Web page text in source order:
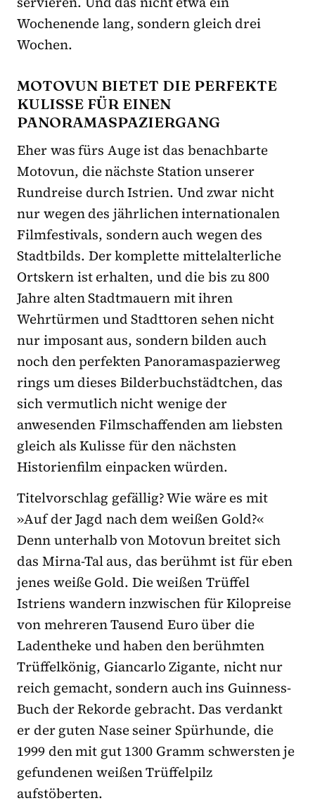
Wochenende lang, sondern gleich drei
Wochen.
MOTOVUN BIETET DIE PERFEKTE
KULISSE FÜR EINEN
PANORAMASPAZIERGANG
Eher was fürs Auge ist das benachbarte
Motovun, die nächste Station unserer
Rundreise durch Istrien. Und zwar nicht
nur wegen des jährlichen internationalen
Filmfestivals, sondern auch wegen des
Stadtbilds. Der komplette mittelalterliche
Ortskern ist erhalten, und die bis zu 800
Jahre alten Stadtmauern mit ihren
Wehrtürmen und Stadttoren sehen nicht
nur imposant aus, sondern bilden auch
noch den perfekten Panoramaspazierweg
rings um dieses Bilderbuchstädtchen, das
sich vermutlich nicht wenige der
anwesenden Filmschaffenden am liebsten
gleich als Kulisse für den nächsten
Historienfilm einpacken würden.
Titelvorschlag gefällig? Wie wäre es mit
»Auf der Jagd nach dem weißen Gold?«
Denn unterhalb von Motovun breitet sich
das Mirna-Tal aus, das berühmt ist für eben
jenes weiße Gold. Die weißen Trüffel
Istriens wandern inzwischen für Kilopreise
von mehreren Tausend Euro über die
Ladentheke und haben den berühmten
Trüffelkönig, Giancarlo Zigante, nicht nur
reich gemacht, sondern auch ins Guinness-
Buch der Rekorde gebracht. Das verdankt
er der guten Nase seiner Spürhunde, die
1999 den mit gut 1300 Gramm schwersten je
gefundenen weißen Trüffelpilz
aufstöberten.